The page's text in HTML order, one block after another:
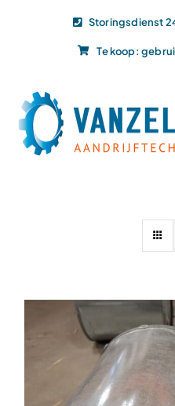
Storingsdienst
Te koop:
Dit